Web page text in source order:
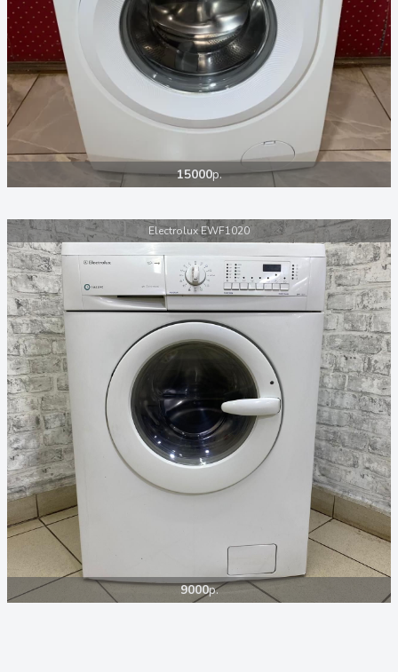
15000р.
Electrolux EWF1020
9000р.